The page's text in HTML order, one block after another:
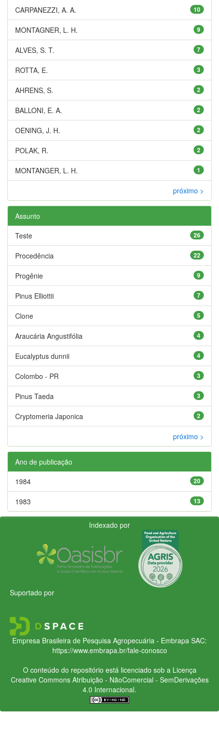
10
CARPANEZZI, A. A.
9
MONTAGNER, L. H.
7
ALVES, S. T.
3
ROTTA, E.
2
AHRENS, S.
2
BALLONI, E. A.
2
OENING, J. H.
2
POLAK, R.
1
MONTANGER, L. H.
próximo >
Assunto
26
Teste
22
Procedência
9
Progênie
7
Pinus Elliottii
5
Clone
4
Araucária Angustifólia
4
Eucalyptus dunnii
3
Colombo - PR
3
Pinus Taeda
2
Cryptomeria Japonica
próximo >
Ano de publicação
20
1984
13
1983
Indexado por
Suportado por
Empresa Brasileira de Pesquisa Agropecuária - Embrapa SAC:
https://www.embrapa.br/fale-conosco
O conteúdo do repositório está licenciado sob a Licença
Creative CommonsAtribuição - NãoComercial - SemDerivações
4.0 Internacional.